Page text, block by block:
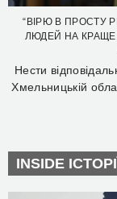
“ВІРЮ В ПРОСТУ
ЛЮДЕЙ НА КРАЩЕ,
Нести
Хмельницькій
INSIDE